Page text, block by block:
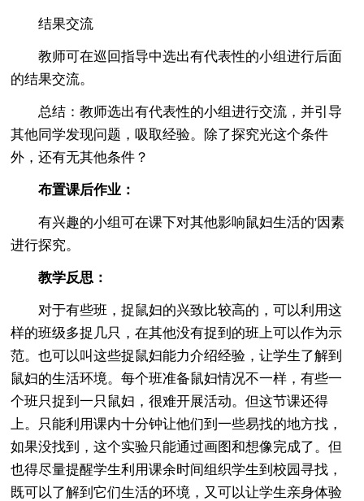
结果交流
教师可在巡回指导中选出有代表性的小组进行后面
的结果交流。
总结：教师选出有代表性的小组进行交流，并引导
其他同学发现问题，吸取经验。除了探究光这个条件
外，还有无其他条件？
布置课后作业：
有兴趣的小组可在课下对其他影响鼠妇生活的'因素
进行探究。
教学反思：
对于有些班，捉鼠妇的兴致比较高的，可以利用这
样的班级多捉几只，在其他没有捉到的班上可以作为示
范。也可以叫这些捉鼠妇能力介绍经验，让学生了解到
鼠妇的生活环境。每个班准备鼠妇情况不一样，有些一
个班只捉到一只鼠妇，很难开展活动。但这节课还得
上。只能利用课内十分钟让他们到一些易找的地方找，
如果没找到，这个实验只能通过画图和想像完成了。但
也得尽量提醒学生利用课余时间组织学生到校园寻找，
既可以了解到它们生活的环境，又可以让学生亲身体验